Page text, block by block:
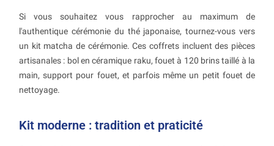
Si vous souhaitez vous rapprocher au maximum de
l'authentique cérémonie du thé japonaise, tournez-vous vers
un kit matcha de cérémonie. Ces coffrets incluent des pièces
artisanales : bol en céramique raku, fouet à 120 brins taillé à la
main, support pour fouet, et parfois même un petit fouet de
nettoyage.
Kit moderne : tradition et praticité